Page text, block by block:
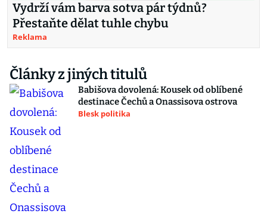
Vydrží vám barva sotva pár týdnů?
Přestaňte dělat tuhle chybu
Reklama
Články z jiných titulů
Babišova dovolená: Kousek od oblíbené
destinace Čechů a Onassisova ostrova
Blesk politika